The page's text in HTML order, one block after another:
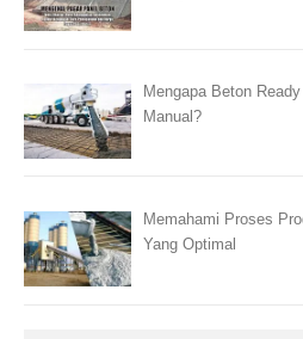
Mengapa Beton
Manual?
Memahami Proses
Yang Optimal